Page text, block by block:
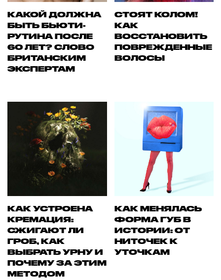
КАКОЙ ДОЛЖНА
БЫТЬ БЬЮТИ-
РУТИНА ПОСЛЕ
60 ЛЕТ? СЛОВО
БРИТАНСКИМ
ЭКСПЕРТАМ
СТОЯТ КОЛОМ!
КАК
ВОССТАНОВИТЬ
ПОВРЕЖДЕННЫЕ
ВОЛОСЫ
КАК УСТРОЕНА
КРЕМАЦИЯ:
СЖИГАЮТ ЛИ
ГРОБ, КАК
ВЫБРАТЬ УРНУ И
ПОЧЕМУ ЗА ЭТИМ
МЕТОДОМ
КАК МЕНЯЛАСЬ
ФОРМА ГУБ В
ИСТОРИИ: ОТ
НИТОЧЕК К
УТОЧКАМ